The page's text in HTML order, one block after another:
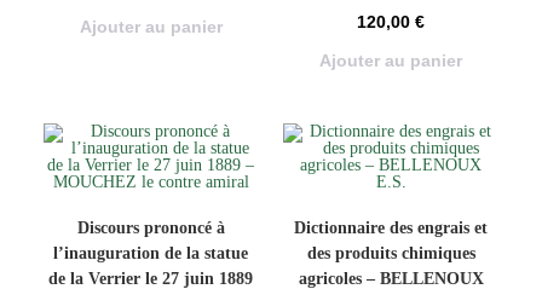
Ajouter au panier
120,00€
Ajouter au panier
Discours prononcé à
l’inauguration de la statue
de la Verrier le 27 juin 1889
Dictionnaire des engrais et
des produits chimiques
agricoles – BELLENOUX